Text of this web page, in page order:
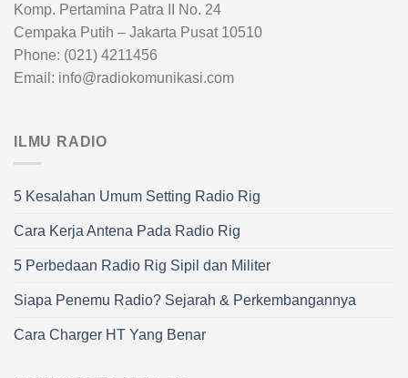
Komp. Pertamina Patra II No. 24
Cempaka Putih – Jakarta Pusat 10510
Phone: (021) 4211456
Email: info@radiokomunikasi.com
ILMU RADIO
5 Kesalahan Umum Setting Radio Rig
Cara Kerja Antena Pada Radio Rig
5 Perbedaan Radio Rig Sipil dan Militer
Siapa Penemu Radio? Sejarah & Perkembangannya
Cara Charger HT Yang Benar